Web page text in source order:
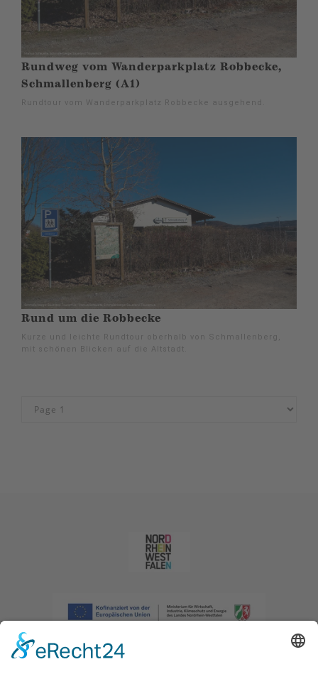
Rundweg vom Wanderparkplatz Robbecke,
Schmallenberg (A1)
Rundtour vom Wanderparkplatz Robbecke ausgehend.
Rund um die Robbecke
Kurze und leichte Rundtour oberhalb von Schmallenberg,
mit schönen Blicken auf die Altstadt.